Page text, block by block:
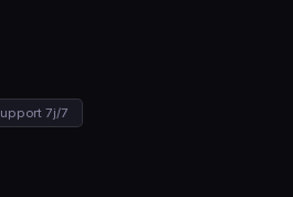
7j/7